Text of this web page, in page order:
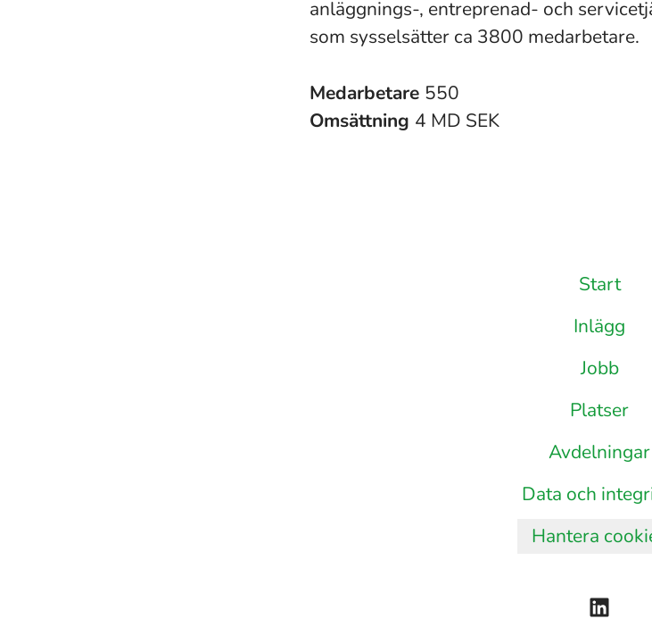
anläggnings-, entreprenad- och
som sysselsätter ca 3800 medarbetare.
Medarbetare 550
Omsättning 4 MD SEK
Start
Inlägg
Jobb
Platser
Avdelningar
Data och
Hantera